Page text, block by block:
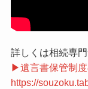
詳しくは相続専
▶遺言書保管制
https://